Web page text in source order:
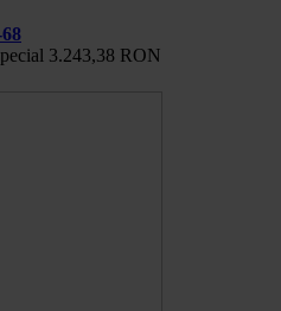
3.243,38 RON